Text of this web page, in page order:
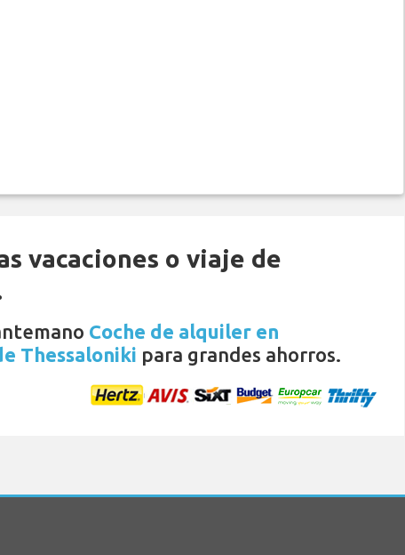
vacaciones o viaje de
Coche de alquiler en
Thessaloniki para grandes ahorros.